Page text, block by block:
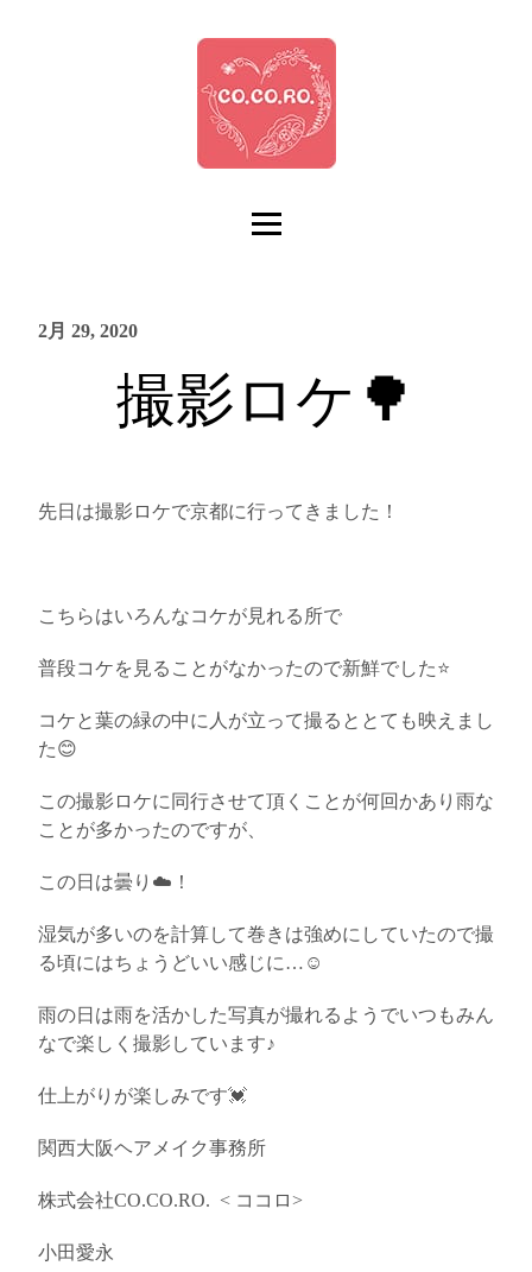
2月 29, 2020
撮影ロケ🌳
先日は撮影ロケで京都に行ってきました！
こちらはいろんなコケが見れる所で
普段コケを見ることがなかったので新鮮でした⭐️
コケと葉の緑の中に人が立って撮るととても映えまし
た😊
この撮影ロケに同行させて頂くことが何回かあり雨な
ことが多かったのですが、
この日は曇り ☁️ ！
湿気が多いのを計算して巻きは強めにしていたので撮
る頃にはちょうどいい感じに… ☺️
雨の日は雨を活かした写真が撮れるようでいつもみん
なで楽しく撮影しています♪
仕上がりが楽しみです💓
関西大阪ヘアメイク事務所
株式会社CO.CO.RO. < ココロ>
小田愛永